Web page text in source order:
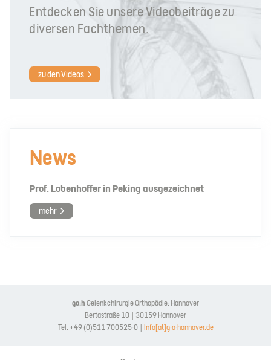
Entdecken Sie unsere Videobeiträge zu
diversen Fachthemen.
zu den Videos
News
Prof. Lobenhoffer in Peking ausgezeichnet
mehr
go:h Gelenkchirurgie Orthopädie: Hannover
Bertastraße 10 | 30159 Hannover
Tel. +49 (0)511 700525-0 | Info[at]g-o-hannover.de